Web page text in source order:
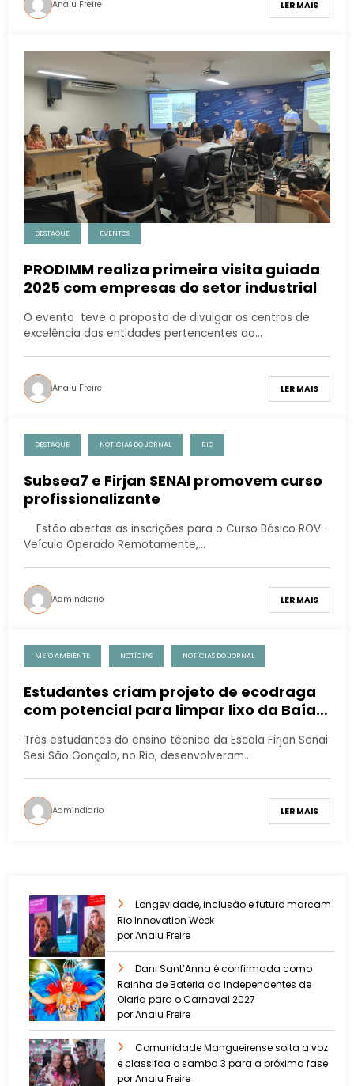
Analu Freire LER MAIS
DESTAQUE EVENTOS
PRODIMM realiza primeira visita guiada
2025 com empresas do setor industrial
O evento teve a proposta de divulgar os centros de
excelência das entidades pertencentes ao…
Analu Freire LER MAIS
DESTAQUE NOTÍCIAS DO JORNAL RIO
Subsea7 e Firjan SENAI promovem curso
profissionalizante
Estão abertas as inscrições para o Curso Básico ROV -
Veículo Operado Remotamente,…
Admindiario LER MAIS
MEIO AMBIENTE NOTÍCIAS NOTÍCIAS DO JORNAL
Estudantes criam projeto de ecodraga
com potencial para limpar lixo da Baía
Três estudantes do ensino técnico da Escola Firjan Senai
Sesi São Gonçalo, no Rio, desenvolveram…
Admindiario LER MAIS
Longevidade, inclusão e futuro marcam
Rio Innovation Week
por Analu Freire
Dani Sant’Anna é confirmada como
Rainha de Bateria da Independentes de
Olaria para o Carnaval 2027
por Analu Freire
Comunidade Mangueirense solta a voz
e classifca o samba 3 para a próxima fase
por Analu Freire